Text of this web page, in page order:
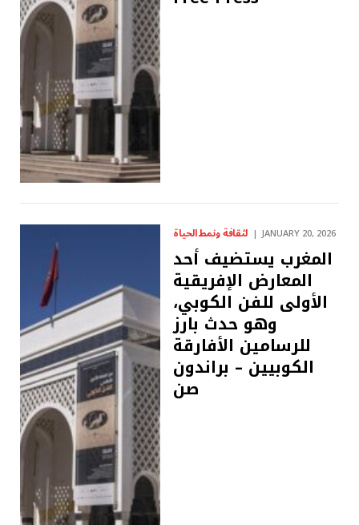
لثقافة ونمط الحياة JANUARY 20, 2026
المغرب يستضيف أحد
المعارض الإفريقية
الأولى للفن الكوبي،
وهو حدث بارز
للرسامين الأفارقة
الكوبيين – براندون
صن